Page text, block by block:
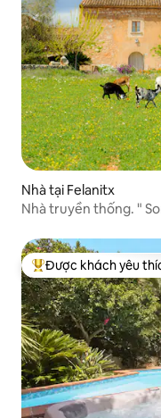
Nhà tại Felanitx
Nhà truyền thống. "
Được khách yêu thích
Được khách yêu